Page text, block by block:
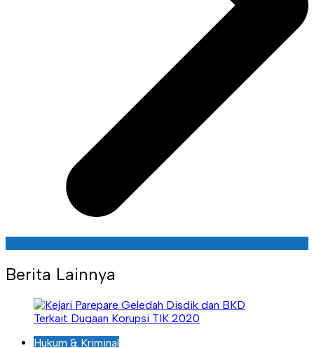
Berita Lainnya
Hukum & Kriminal